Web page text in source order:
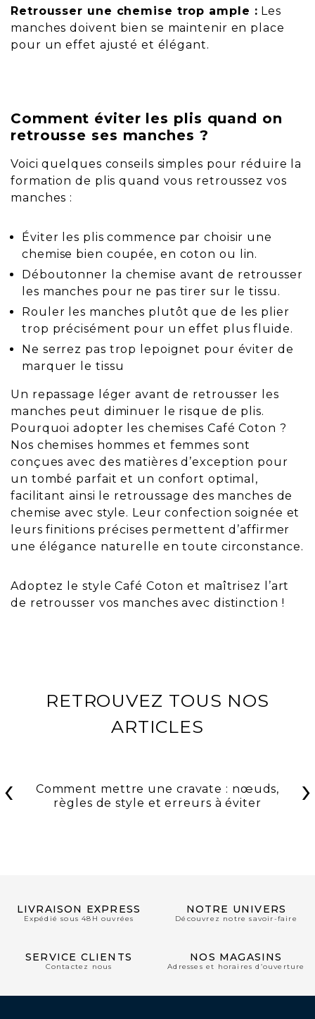
Retrousser une chemise trop ample : Les
manches doivent bien se maintenir en place
pour un effet ajusté et élégant.
Comment éviter les plis quand on
retrousse ses manches ?
Voici quelques conseils simples pour réduire la
formation de plis quand vous retroussez vos
manches :
Éviter les plis commence par choisir une
chemise bien coupée, en coton ou lin.
Déboutonner la chemise avant de retrousser
les manches pour ne pas tirer sur le tissu.
Rouler les manches plutôt que de les plier
trop précisément pour un effet plus fluide.
Ne serrez pas trop lepoignet pour éviter de
marquer le tissu
Un repassage léger avant de retrousser les
manches peut diminuer le risque de plis.
Pourquoi adopter les chemises Café Coton ?
Nos chemises hommes et femmes sont
conçues avec des matières d’exception pour
un tombé parfait et un confort optimal,
facilitant ainsi le retroussage des manches de
chemise avec style. Leur confection soignée et
leurs finitions précises permettent d’affirmer
une élégance naturelle en toute circonstance.
Adoptez le style Café Coton et maîtrisez l’art
de retrousser vos manches avec distinction !
RETROUVEZ TOUS NOS
ARTICLES
Comment mettre une cravate : nœuds,
règles de style et erreurs à éviter
‹ ›
LIVRAISON EXPRESS
Expédié sous 48H ouvrées
NOTRE UNIVERS
Découvrez notre savoir-faire
SERVICE CLIENTS
Contactez nous
NOS MAGASINS
Adresses et horaires d’ouverture